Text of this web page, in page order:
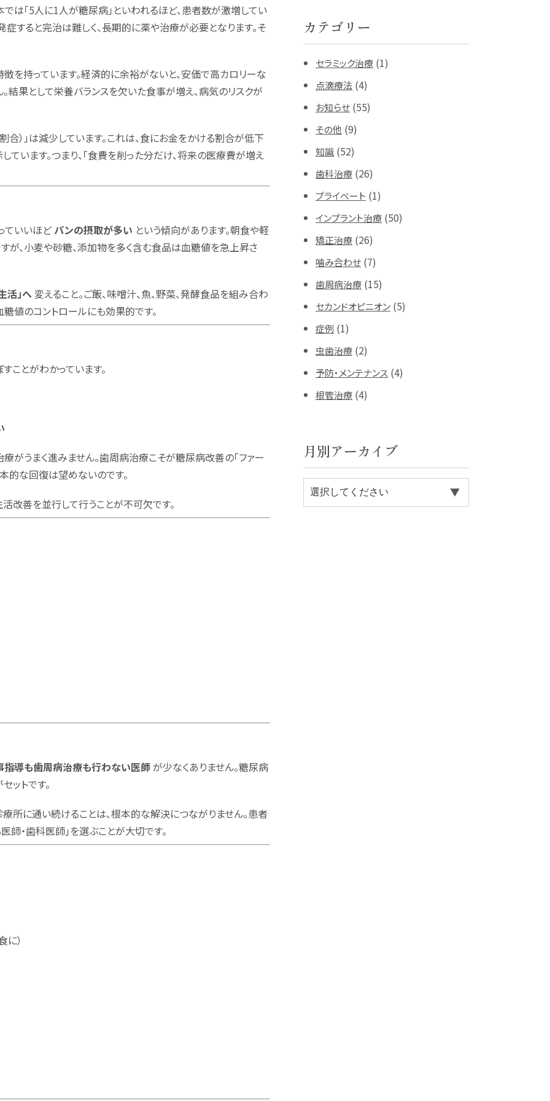
は「5人に1人が糖尿病」といわれるほど、患者数が激増してい
すると完治は難しく、長期的に薬や治療が必要となります。そ
を持っています。経済的に余裕がないと、安価で高カロリーな
結果として栄養バランスを欠いた食事が増え、病気のリスクが
合）」は減少しています。これは、食にお金をかける割合が低下
ています。つまり、「食費を削った分だけ、将来の医療費が増え
ていいほどパンの摂取が多い という傾向があります。朝食や軽
が、小麦や砂糖、添加物を多く含む食品は血糖値を急上昇さ
活」へ変えること。ご飯、味噌汁、魚、野菜、発酵食品を組み合わ
値のコントロールにも効果的です。
ことがわかっています。
がうまく進みません。歯周病治療こそが糖尿病改善の「ファー
的な回復は望めないのです。
改善を並行して行うことが不可欠です。
指導も歯周病治療も行わない医師が少なくありません。糖尿病
ットです。
所に通い続けることは、根本的な解決につながりません。患者
師・歯科医師」を選ぶことが大切です。
）
カテゴリー
セラミック治療 (1)
点滴療法 (4)
お知らせ (55)
その他 (9)
知識 (52)
歯科治療 (26)
プライベート (1)
インプラント治療 (50)
矯正治療 (26)
噛み合わせ (7)
歯周病治療 (15)
セカンドオピニオン (5)
症例 (1)
虫歯治療 (2)
予防・メンテナンス (4)
根管治療 (4)
月別アーカイブ